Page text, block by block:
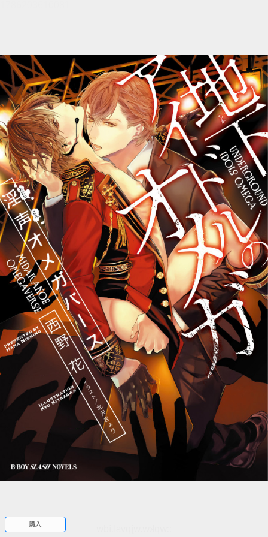
目次・しおり・メモ
目次・しおり・メモを一覧で表示します。
本文検索
本文内から文字を検索します。
自動ページ送り
一定時間経つ毎に自動でページを送ります。
リーダー設定
文字サイズ、エフェクトの変更などを行います。